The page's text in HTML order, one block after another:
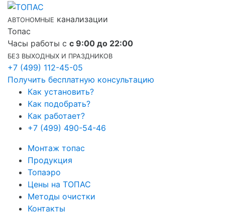
АВТОНОМНЫЕ канализации
Топас
Часы работы с с 9:00 до 22:00
БЕЗ ВЫХОДНЫХ И ПРАЗДНИКОВ
+7 (499) 112-45-05
Получить бесплатную консультацию
Как установить?
Как подобрать?
Как работает?
+7 (499) 490-54-46
Монтаж топас
Продукция
Топаэро
Цены на ТОПАС
Методы очистки
Контакты